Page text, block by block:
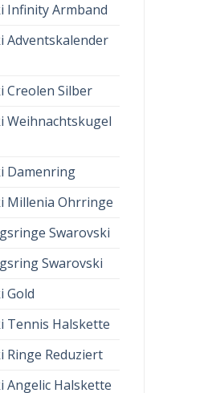
Infinity Armband
Adventskalender
Creolen Silber
Weihnachtskugel
Damenring
Millenia Ohrringe
Swarovski
Swarovski
Gold
Tennis Halskette
Ringe Reduziert
Angelic Halskette